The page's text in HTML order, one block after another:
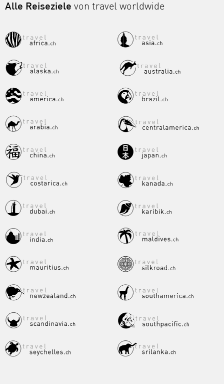
Alle Reiseziele von travel worldwide